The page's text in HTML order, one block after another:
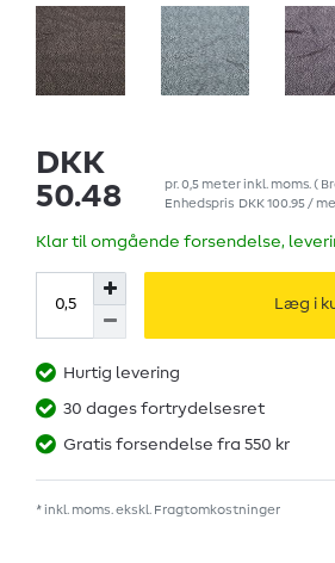
DKK
50.48
pr. 0,5 meterinkl. moms. (
Enhedspris DKK 100.95 /
Klar til omgående forsendelse,
Læg i
Hurtig levering
30 dages fortrydelsesret
Gratis forsendelse fra 550 kr
* inkl. moms. ekskl. Fragtomkostninger